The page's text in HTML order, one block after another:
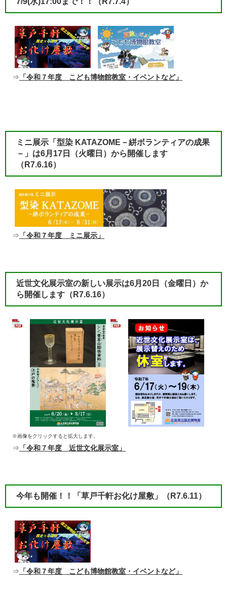
⇒ 「令和７年度 こども博物館教室・イベントなど」
ミニ展示「型染 KATAZOME－絣ボランティアの成果
－」は6月17日（火曜日）から開催します
（R7.6.16）​​
⇒ 「令和７年度 ミニ展示」
近世文化展示室の新しい展示は6月20日（金曜日）か
ら開催します （R7.6.16）​
※画像をクリックすると拡大します。
⇒ 「令和７年度 近世文化展示室」
​今年も開催！！「草戸千軒お化け屋敷」 （R7.6.11）​
⇒ 「令和７年度 こども博物館教室・イベントなど」